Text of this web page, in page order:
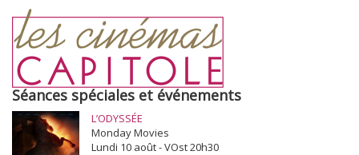
Séances spéciales et événements
L’ODYSSÉE
Monday Movies
Lundi 10 août - VOst 20h30